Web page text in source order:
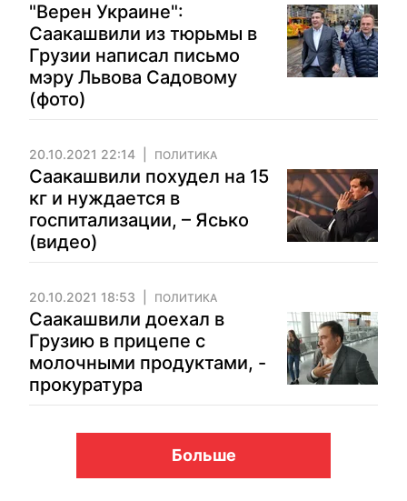
"Верен Украине":
Саакашвили из тюрьмы в
Грузии написал письмо
мэру Львова Садовому
(фото)
20.10.2021 22:14 ПОЛИТИКА
Саакашвили похудел на 15
кг и нуждается в
госпитализации, – Ясько
(видео)
20.10.2021 18:53 ПОЛИТИКА
Саакашвили доехал в
Грузию в прицепе с
молочными продуктами, -
прокуратура
Больше